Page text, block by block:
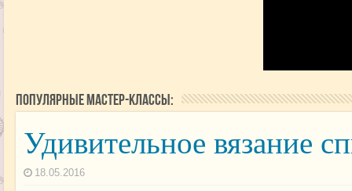
Популярные мастер-классы:
Удивительное вязание
18.05.2016